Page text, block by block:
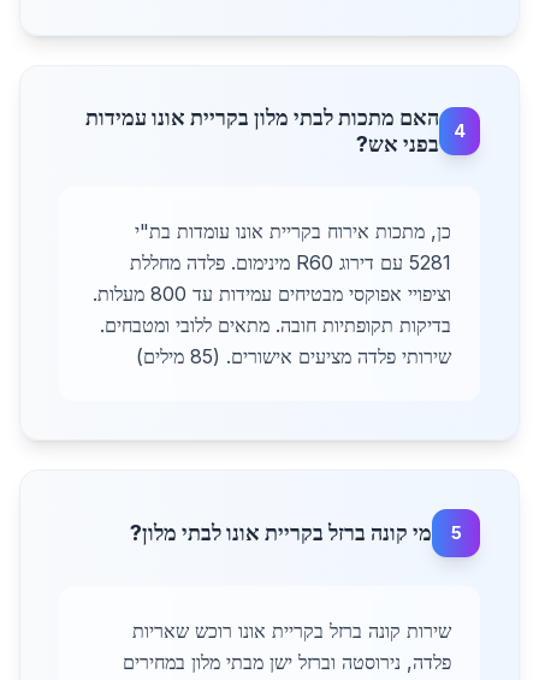
4
האם מתכות לבתי מלון בקריית אונו עמידות
בפני אש?
כן, מתכות אירוח בקריית אונו עומדות בת"י
5281 עם דירוג R60 מינימום. פלדה מחללת
וציפויי אפוקסי מבטיחים עמידות עד 800 מעלות.
בדיקות תקופתיות חובה. מתאים ללובי ומטבחים.
שירותי פלדה מציעים אישורים. (85 מילים)
5 מי קונה ברזל בקריית אונו לבתי מלון?
שירות קונה ברזל בקריית אונו רוכש שאריות
פלדה, נירוסטה וברזל ישן מבתי מלון במחירים